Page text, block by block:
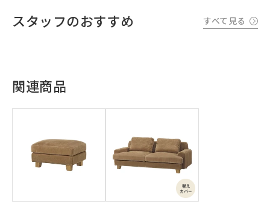
スタッフのおすすめ すべて見る
関連商品